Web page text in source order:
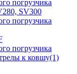
погрузчика
SV300
погрузчика
погрузчика
к ковшу(1)